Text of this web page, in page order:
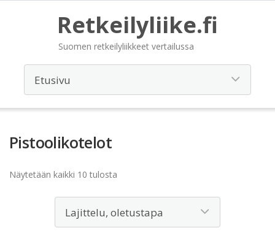
Retkeilyliike.fi
Suomen retkeilyliikkeet vertailussa
Pistoolikotelot
Näytetään kaikki 10 tulosta